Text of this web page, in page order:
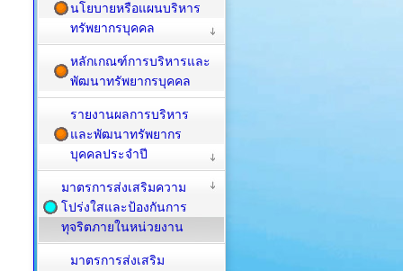
นโยบายหรือแผนบริหาร
ทรัพยากรบุคคล
หลักเกณฑ์การบริหารและ
พัฒนาทรัพยากรบุคคล
รายงานผลการบริหาร
และพัฒนาทรัพยากร
บุคคลประจำปี
มาตรการส่งเสริมความ
โปร่งใสและป้องกันการ
ทุจริตภายในหน่วยงาน
มาตรการส่งเสริม